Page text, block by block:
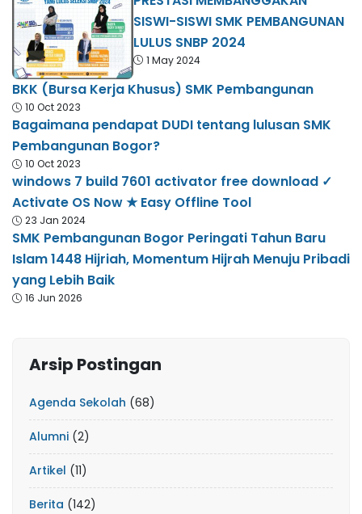
SISWI-SISWI SMK PEMBANGUNAN
LULUS SNBP 2024
1 May 2024
BKK (Bursa Kerja Khusus) SMK Pembangunan
10 Oct 2023
Bagaimana pendapat DUDI tentang lulusan SMK
Pembangunan Bogor?
10 Oct 2023
windows 7 build 7601 activator free download ✓
Activate OS Now ★ Easy Offline Tool
23 Jan 2024
SMK Pembangunan Bogor Peringati Tahun Baru
Islam 1448 Hijriah, Momentum Hijrah Menuju Pribadi
yang Lebih Baik
16 Jun 2026
Arsip Postingan
Agenda Sekolah (68)
Alumni (2)
Artikel (11)
Berita (142)